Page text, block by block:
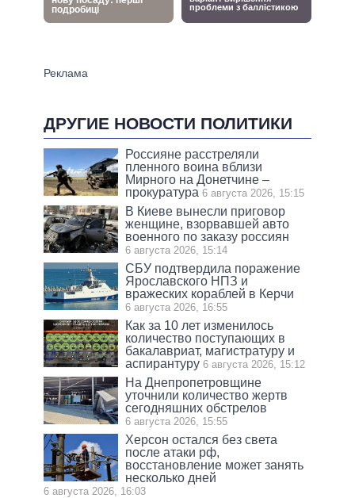
ДРУГИЕ НОВОСТИ ПОЛИТИКИ
Россияне расстреляли
пленного воина вблизи
Мирного на Донетчине –
прокуратура 6 августа 2026, 15:15
В Киеве вынесли приговор
женщине, взорвавшей авто
военного по заказу россиян
6 августа 2026, 15:14
СБУ подтвердила поражение
Ярославского НПЗ и
вражеских кораблей в Керчи
6 августа 2026, 16:55
Как за 10 лет изменилось
количество поступающих в
бакалавриат, магистратуру и
аспирантуру 6 августа 2026, 15:12
На Днепропетровщине
уточнили количество жертв
сегодняшних обстрелов
6 августа 2026, 15:55
Херсон остался без света
после атаки рф,
восстановление может занять
несколько дней
6 августа 2026, 16:03